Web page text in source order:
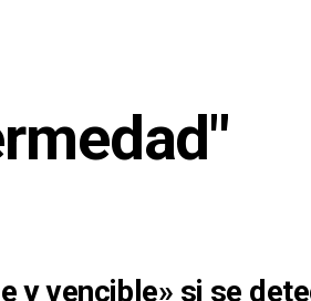
y vencible» si se